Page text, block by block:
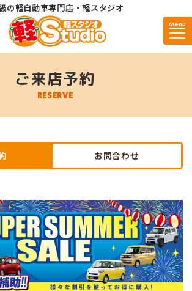
の軽自動車専門店・軽スタジオ
Menu
ご来店予約
RESERVE
お問合わせ